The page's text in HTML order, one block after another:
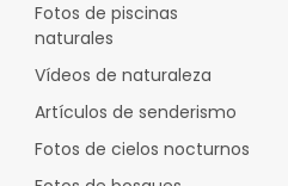
Fotos de piscinas
naturales
Vídeos de naturaleza
Artículos de senderismo
Fotos de cielos nocturnos